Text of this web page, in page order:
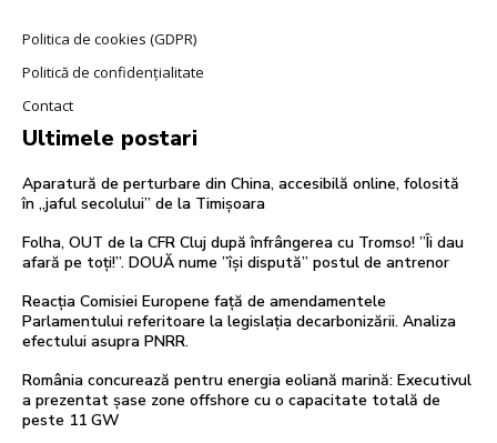
Politica de cookies (GDPR)
Politică de confidențialitate
Contact
Ultimele postari
Aparatură de perturbare din China, accesibilă online, folosită
în „jaful secolului” de la Timișoara
Folha, OUT de la CFR Cluj după înfrângerea cu Tromso! ”Îi dau
afară pe toți!”. DOUĂ nume ”își dispută” postul de antrenor
Reacția Comisiei Europene față de amendamentele
Parlamentului referitoare la legislația decarbonizării. Analiza
efectului asupra PNRR.
România concurează pentru energia eoliană marină: Executivul
a prezentat șase zone offshore cu o capacitate totală de
peste 11 GW